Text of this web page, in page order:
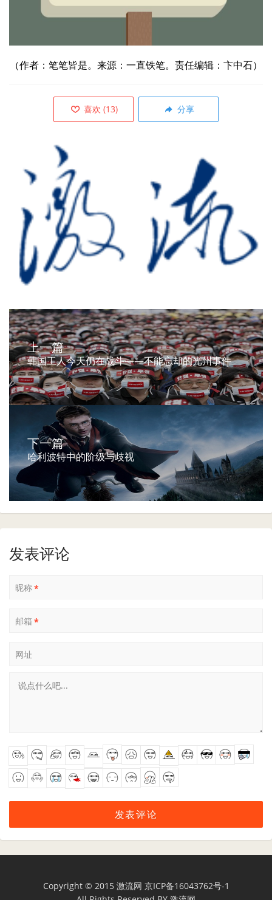
（作者： 笔笔皆是。来源：一直铁笔。责任编辑：卞中石）
喜欢 (13) 分享
上一篇
韩国工人今天仍在战斗——不能忘却的光州事件
下一篇
哈利波特中的阶级与歧视
发表评论
昵称*
邮箱 *
网址
Copyright © 2015 激流网 京ICP备16043762号-1